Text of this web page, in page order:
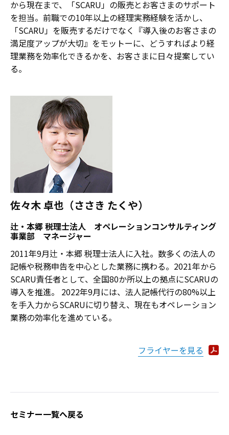
から現在まで、「SCARU」の販売とお客さまのサポート
を担当。前職での10年以上の経理実務経験を活かし、
「SCARU」を販売するだけでなく『導入後のお客さまの
満足度アップが大切』をモットーに、どうすればより経
理業務を効率化できるかを、お客さまに日々提案してい
る。
佐々木 卓也（ささき たくや）
辻・本郷 税理士法人 オペレーションコンサルティング
事業部 マネージャー
2011年9月辻・本郷 税理士法人に入社。数多くの法人の
記帳や税務申告を中心とした業務に携わる。2021年から
SCARU責任者として、全国80か所以上の拠点にSCARUの
導入を推進。 2022年9月には、法人記帳代行の80%以上
を手入力からSCARUに切り替え、現在もオペレーション
業務の効率化を進めている。
フライヤーを見る
セミナー一覧へ戻る